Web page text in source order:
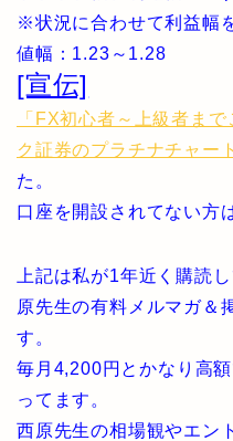
※状況に合わせて利益幅
値幅：1.23～1.28
[宣伝]
「FX初心者～上級者ま
ク証券のプラチナチャー
た。
口座を開設されてない方
上記は私が1年近く購読
原先生の有料メルマガ＆
す。
毎月4,200円とかなり高
ってます。
西原先生の相場観やエン